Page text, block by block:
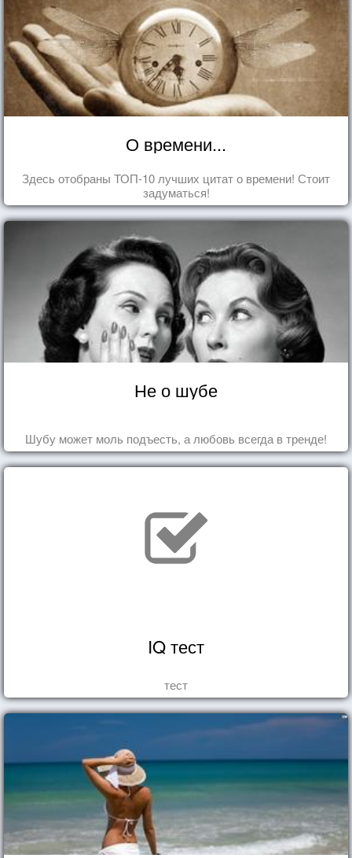
О времени...
Здесь отобраны ТОП-10 лучших цитат о времени! Стоит
задуматься!
Не о шубе
Шубу может моль подъесть, а любовь всегда в тренде!
IQ тест
тест